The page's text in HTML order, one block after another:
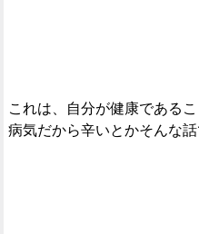
これは、自分が健康である
病気だから辛いとかそんな話